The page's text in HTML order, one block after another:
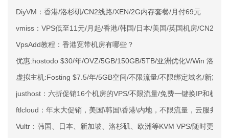
DiyVM：香港/洛杉矶/CN2线路/XEN/2G内存套餐/月付69元
vmiss：VPS低至11元/月起/香港/韩国/日本/美国/英国机房/CN2
VpsAdd教程：香港宽带机房有哪些？
优惠:hostodo $30/年/OVZ/5GB/150GB/5TB/亚洲优化V/Win 洛杉矶
虚拟主机:Fosting $7.5/年/5GB空间/不限流量/不限绑定域名/新加坡
justhost：六折促销16个机房的VPS/不限流量/免费一键换IP和机房
ftlcloud：年末大促销，美国\韩国\香港\内地，不限流量，云服务器
Vultr：韩国、日本、新加坡、洛杉矶、欧洲等KVM VPS/随时更换